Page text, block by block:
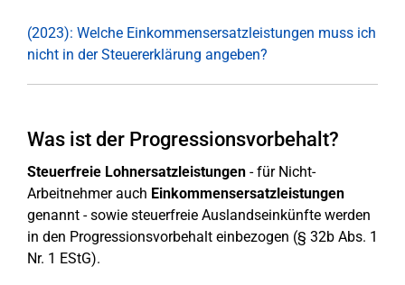
(2023): Welche Einkommensersatzleistungen muss ich
nicht in der Steuererklärung angeben?
Was ist der Progressionsvorbehalt?
Steuerfreie Lohnersatzleistungen - für Nicht-
Arbeitnehmer auch Einkommensersatzleistungen
genannt - sowie steuerfreie Auslandseinkünfte werden
in den Progressionsvorbehalt einbezogen (§ 32b Abs. 1
Nr. 1 EStG).